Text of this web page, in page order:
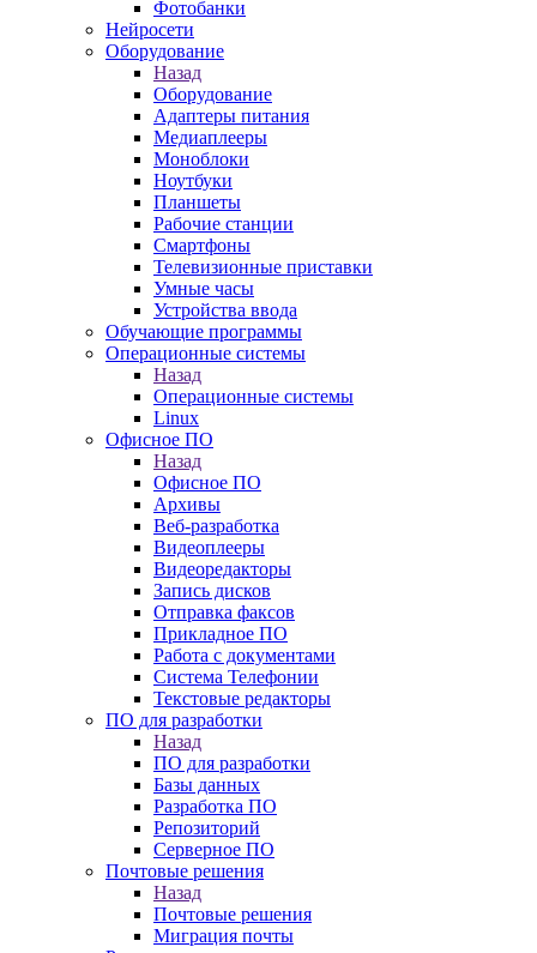
Фотобанки
Нейросети
Оборудование
Назад
Оборудование
Адаптеры питания
Медиаплееры
Моноблоки
Ноутбуки
Планшеты
Рабочие станции
Смартфоны
Телевизионные приставки
Умные часы
Устройства ввода
Обучающие программы
Операционные системы
Назад
Операционные системы
Linux
Офисное ПО
Назад
Офисное ПО
Архивы
Веб-разработка
Видеоплееры
Видеоредакторы
Запись дисков
Отправка факсов
Прикладное ПО
Работа с документами
Система Телефонии
Текстовые редакторы
ПО для разработки
Назад
ПО для разработки
Базы данных
Разработка ПО
Репозиторий
Серверное ПО
Почтовые решения
Назад
Почтовые решения
Миграция почты